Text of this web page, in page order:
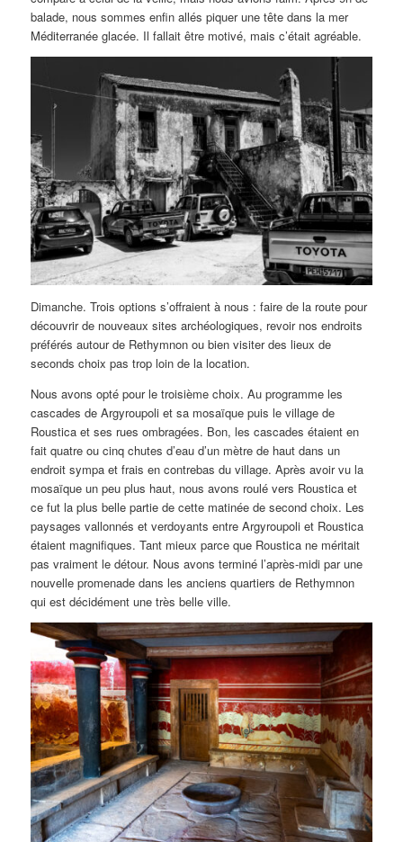
balade, nous sommes enfin allés piquer une tête dans la mer
Méditerranée glacée. Il fallait être motivé, mais c’était agréable.
Dimanche. Trois options s’offraient à nous : faire de la route pour
découvrir de nouveaux sites archéologiques, revoir nos endroits
préférés autour de Rethymnon ou bien visiter des lieux de
seconds choix pas trop loin de la location.
Nous avons opté pour le troisième choix. Au programme les
cascades de Argyroupoli et sa mosaïque puis le village de
Roustica et ses rues ombragées. Bon, les cascades étaient en
fait quatre ou cinq chutes d’eau d’un mètre de haut dans un
endroit sympa et frais en contrebas du village. Après avoir vu la
mosaïque un peu plus haut, nous avons roulé vers Roustica et
ce fut la plus belle partie de cette matinée de second choix. Les
paysages vallonnés et verdoyants entre Argyroupoli et Roustica
étaient magnifiques. Tant mieux parce que Roustica ne méritait
pas vraiment le détour. Nous avons terminé l’après-midi par une
nouvelle promenade dans les anciens quartiers de Rethymnon
qui est décidément une très belle ville.